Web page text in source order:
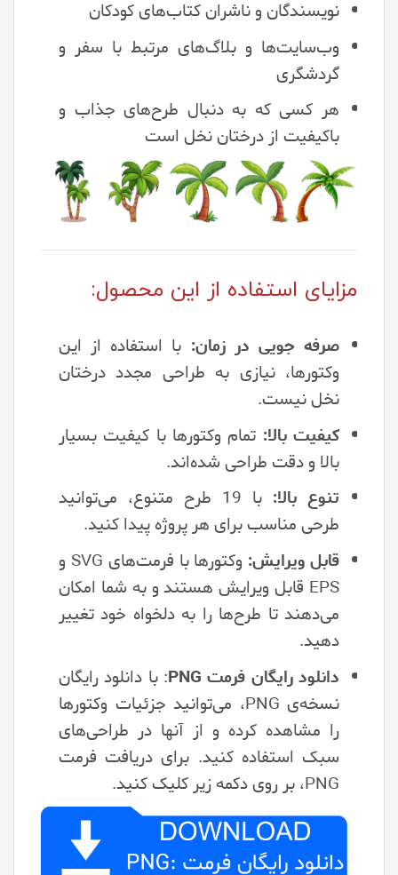
نویسندگان و ناشران کتاب‌های کودکان
وب‌سایت‌ها و بلاگ‌های مرتبط با سفر و
گردشگری
هر کسی که به دنبال طرح‌های جذاب و
باکیفیت از درختان نخل است
مزایای استفاده از این محصول:
صرفه جویی در زمان: با استفاده از این
وکتورها، نیازی به طراحی مجدد درختان
نخل نیست.
کیفیت بالا: تمام وکتورها با کیفیت بسیار
بالا و دقت طراحی شده‌اند.
تنوع بالا:
با 19 طرح متنوع، می‌توانید
طرحی مناسب برای هر پروژه پیدا کنید.
قابل ویرایش:
وکتورها با فرمت‌های SVG و
EPS قابل ویرایش هستند و به شما امکان
می‌دهند تا طرح‌ها را به دلخواه خود تغییر
دهید.
دانلود رایگان فرمت PNG
: با دانلود رایگان
نسخه‌ی PNG، می‌توانید جزئیات وکتورها
را مشاهده کرده و از آنها در طراحی‌های
سبک استفاده کنید. برای دریافت فرمت
PNG، بر روی دکمه زیر کلیک کنید.